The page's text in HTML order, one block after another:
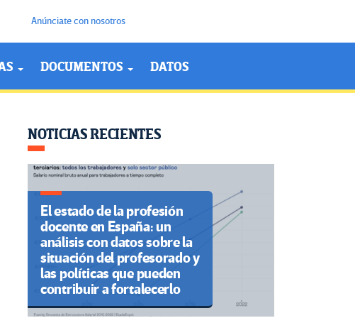
Anúnciate con nosotros
DOCUMENTOS DATOS
NOTICIAS RECIENTES
El estado de la profesión
docente en España: un
análisis con datos sobre la
situación del profesorado y
las políticas que pueden
contribuir a fortalecerlo